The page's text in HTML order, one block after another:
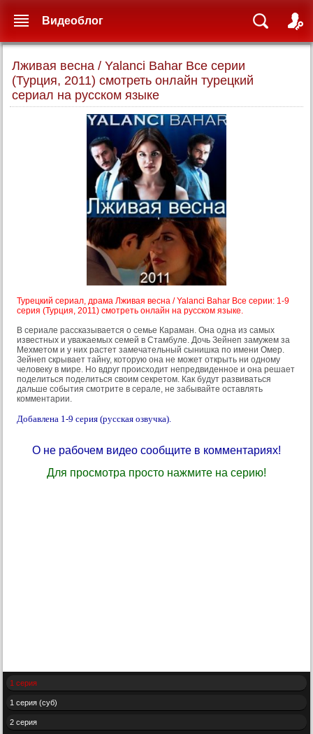
Лживая весна / Yalanci Bahar Все серии
(Турция, 2011) смотреть онлайн турецкий
сериал на русском языке
Турецкий сериал, драма Лживая весна / Yalanci Bahar Все серии: 1-9
серия (Турция, 2011) смотреть онлайн на русском языке.
В сериале рассказывается о семье Караман. Она одна из самых
известных и уважаемых семей в Стамбуле. Дочь Зейнеп замужем за
Мехметом и у них растет замечательный сынишка по имени Омер.
Зейнеп скрывает тайну, которую она не может открыть ни одному
человеку в мире. Но вдруг происходит непредвиденное и она решает
поделиться поделиться своим секретом. Как будут развиваться
дальше события смотрите в серале, не забывайте оставлять
комментарии.
Добавлена 1-9 серия (русская озвучка).
О не рабочем видео сообщите в комментариях!
Для просмотра просто нажмите на серию!
1 серия
1 серия (суб)
2 серия
Видеоблог